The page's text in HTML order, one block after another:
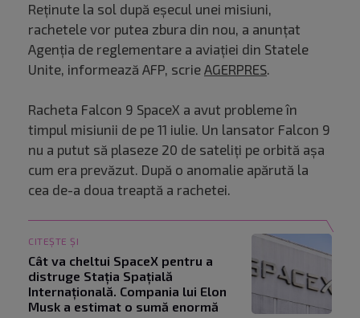
Reţinute la sol după eşecul unei misiuni,
rachetele vor putea zbura din nou, a anunţat
Agenţia de reglementare a aviaţiei din Statele
Unite, informează AFP, scrie AGERPRES.
Racheta Falcon 9 SpaceX a avut probleme în
timpul misiunii de pe 11 iulie. Un lansator Falcon 9
nu a putut să plaseze 20 de sateliţi pe orbită aşa
cum era prevăzut. După o anomalie apărută la
cea de-a doua treaptă a rachetei.
CITEȘTE ȘI
Cât va cheltui SpaceX pentru a
distruge Stația Spațială
Internațională. Compania lui Elon
Musk a estimat o sumă enormă